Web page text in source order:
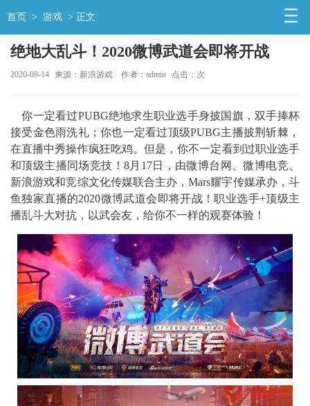
首页 > 游戏 > 正文
绝地大乱斗！2020微博武道会即将开战
2020-08-14 来源：新浪游戏 作者：admin 点击： 次
你一定看过PUBG绝地求生职业选手身披国旗，双手捧杯
接受金色雨洗礼；你也一定看过顶级PUBG主播披荆斩棘，
在直播中秀操作疯狂吃鸡。但是，你不一定看到过职业选手
和顶级主播同场竞技！8月17日，由微博台网、微博电竞、
新浪游戏和竞综文化传媒联合主办，Mars耀宇传媒承办，斗
鱼独家直播的2020微博武道会即将开战！职业选手+顶级主
播乱斗大对抗，以武会友，给你不一样的观赛体验！